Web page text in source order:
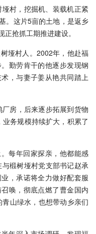
村，挖掘机、装载机正紧
。这片5亩的土地，是返乡
抢抓工期推进建设。
垭村人。2002年，他赴福
勤劳肯干的他逐步发现钢
，与妻子姜从艳共同踏上
房，后来逐步拓展到货物
务规模持续扩大，积累了
每年回家探亲，他都能感
椴树垭村党支部书记赵承
，承诺将全力做好配套服
唤，彻底点燃了曹金国内
山绿水，也想带动乡亲们